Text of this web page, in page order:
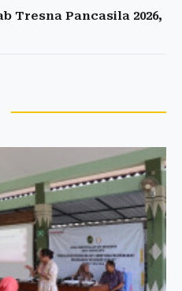
Tresna Pancasila 2026,